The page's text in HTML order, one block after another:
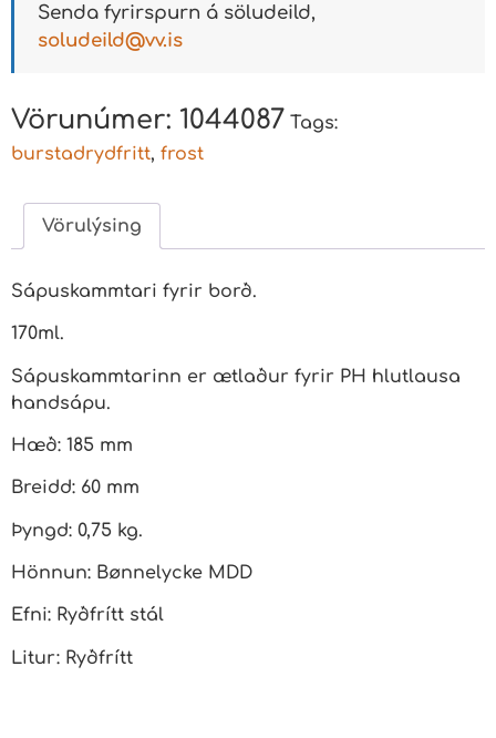
Senda fyrirspurn á söludeild,
soludeild@vv.is
Vörunúmer: 1044087 Tags:
burstadrydfritt, frost
Vörulýsing
Sápuskammtari fyrir borð.
170ml.
Sápuskammtarinn er ætlaður fyrir PH hlutlausa
handsápu.
Hæð: 185 mm
Breidd: 60 mm
Þyngd: 0,75 kg.
Hönnun: Bønnelycke MDD
Efni: Ryðfrítt stál
Litur: Ryðfrítt